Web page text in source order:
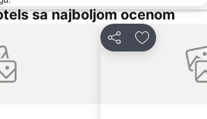
sa najboljom ocenom
Deli Dodati u